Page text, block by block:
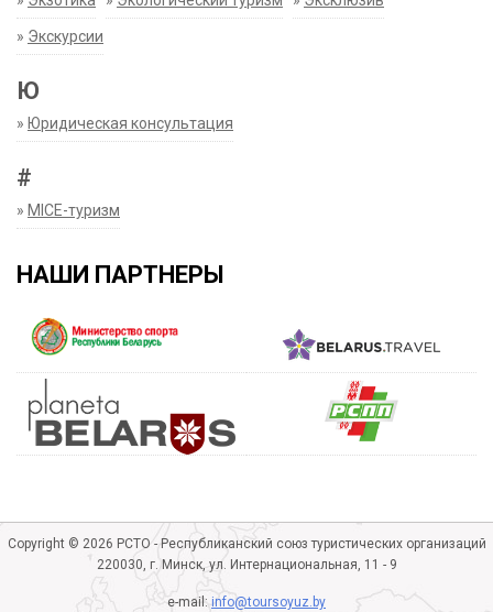
» Экскурсии
Ю
» Юридическая консультация
#
» MICE-туризм
НАШИ ПАРТНЕРЫ
Copyright © 2026 РСТО - Республиканский союз туристических организаций
220030, г. Минск, ул. Интернациональная, 11 - 9
e-mail:info@toursoyuz.by